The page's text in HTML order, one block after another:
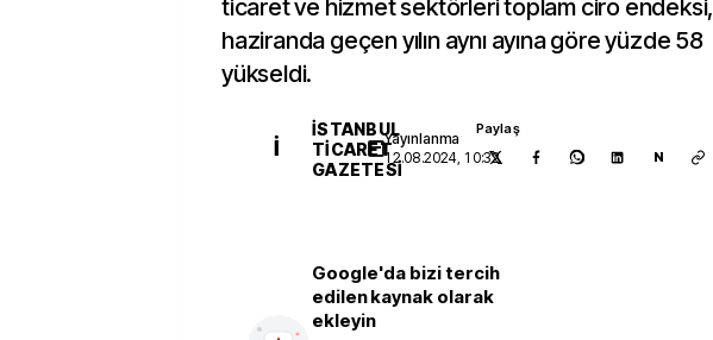
ticaret ve hizmet sektörleri toplam ciro endeksi,
haziranda geçen yılın aynı ayına göre yüzde 58
yükseldi.
İ
İSTANBUL
TICARET
GAZETESI
Yayınlanma
12.08.2024, 10:32
Paylaş
N
Google'da bizi tercih
edilen kaynak olarak
ekleyin